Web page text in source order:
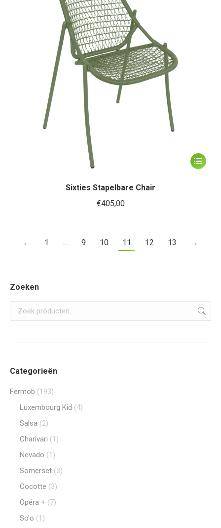
Dit
optie
de
Sixties Stapelbare Chair
€405,00
← 1 … 9 10 11 12 13 →
Zoeken
Categorieën
Fermob (193)
Luxembourg Kid (4)
Salsa (2)
Charivari (1)
Nevado (1)
Somerset (3)
Cocotte (3)
Opéra + (7)
So'o (1)